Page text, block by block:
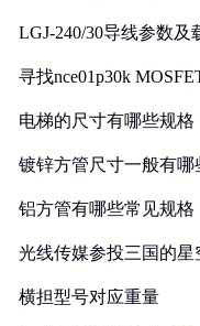
LGJ-240/30导线参数及
寻找nce01p30k
电梯的尺寸有哪些规格
镀锌方管尺寸一般有哪
铝方管有哪些常见规格
光线传媒参投三国的星
横担型号对应重量